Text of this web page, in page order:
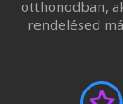
otthonodban,
rendelésed